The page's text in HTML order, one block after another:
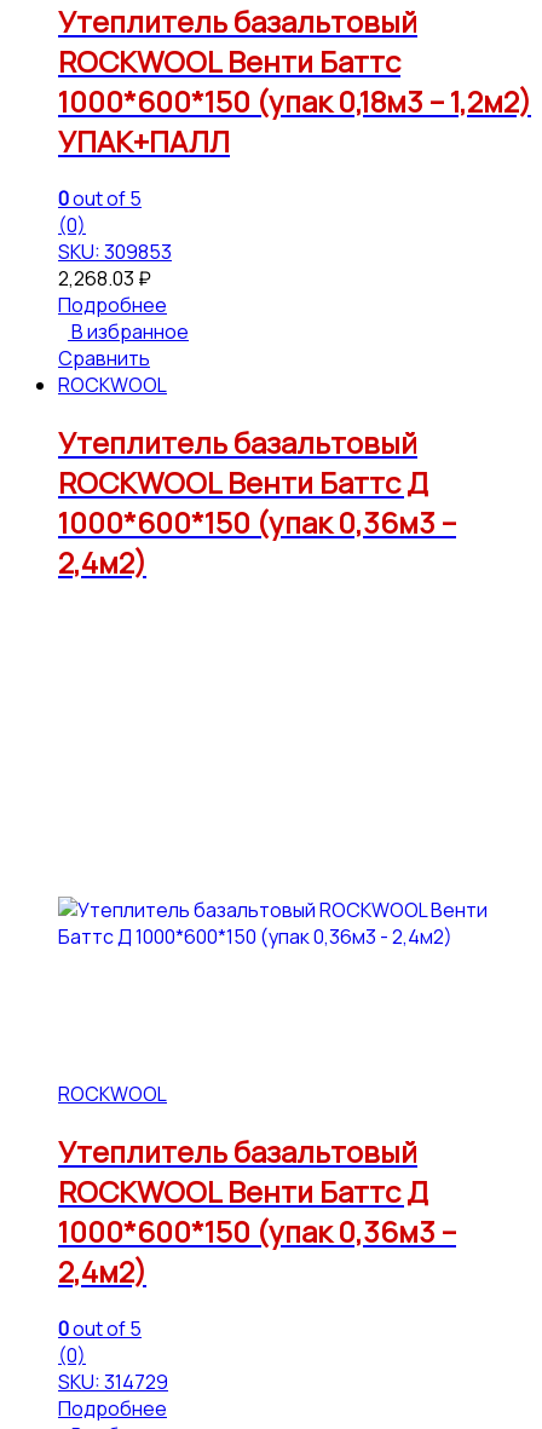
Утеплитель базальтовый
ROCKWOOL Венти Баттс
1000*600*150 (упак 0,18м3 – 1,2м2)
УПАК+ПАЛЛ
0out of 5
(0)
SKU: 309853
2,268.03 ₽
Подробнее
В избранное
Сравнить
ROCKWOOL
Утеплитель базальтовый
ROCKWOOL Венти Баттс Д
1000*600*150 (упак 0,36м3 –
2,4м2)
ROCKWOOL
Утеплитель базальтовый
ROCKWOOL Венти Баттс Д
1000*600*150 (упак 0,36м3 –
2,4м2)
0out of 5
(0)
SKU: 314729
Подробнее